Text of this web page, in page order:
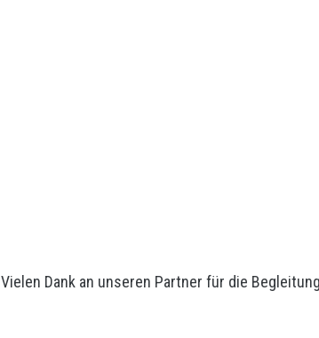
Vielen Dank an unseren Partner für die